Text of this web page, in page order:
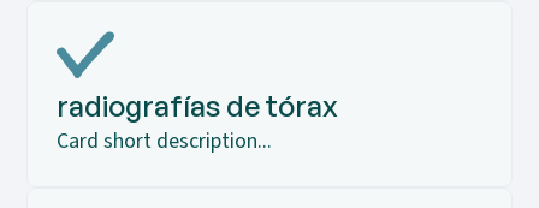
radiografías de tórax
Card short description...